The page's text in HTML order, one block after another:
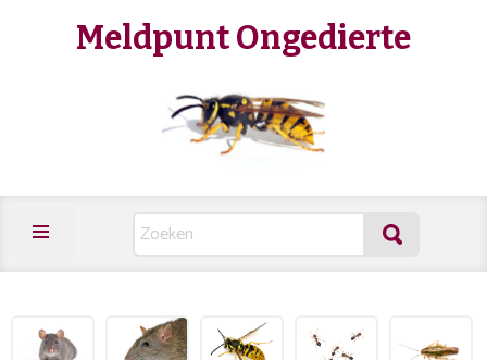
Meldpunt Ongedierte